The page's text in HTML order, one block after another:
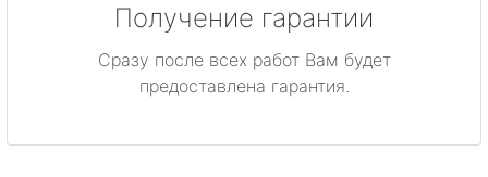
Получение гарантии
Сразу после всех работ Вам будет
предоставлена гарантия.